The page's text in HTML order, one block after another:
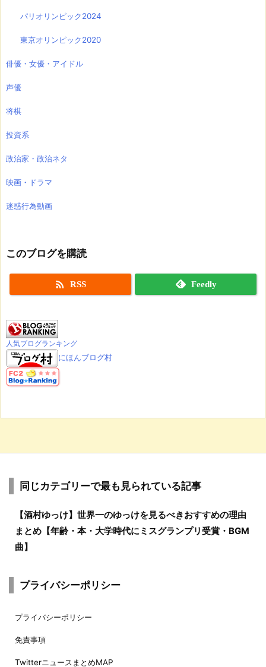
パリオリンピック2024
東京オリンピック2020
俳優・女優・アイドル
声優
将棋
投資系
政治家・政治ネタ
映画・ドラマ
迷惑行為動画
このブログを購読
 RSS Feedly
人気ブログランキング
にほんブログ村
同じカテゴリーで最も見られている記事
【酒村ゆっけ】世界一のゆっけを見るべきおすすめの理由
まとめ【年齢・本・大学時代にミスグランプリ受賞・BGM
曲】
プライバシーポリシー
プライバシーポリシー
免責事項
TwitterニュースまとめMAP